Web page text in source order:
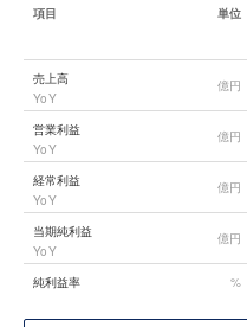
ナカニシ
項目 単位
売上高
YoY
億円
営業利益
YoY
億円
経常利益
YoY
億円
当期純利益
YoY
億円
純利益率 %